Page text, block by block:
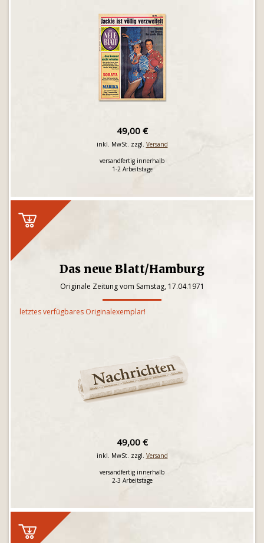
49,00 €
inkl. MwSt. zzgl. Versand
versandfertig innerhalb
1-2 Arbeitstage
Das neue Blatt/Hamburg
Originale Zeitung vom Samstag, 17.04.1971
letztes verfügbares Originalexemplar!
49,00 €
inkl. MwSt. zzgl. Versand
versandfertig innerhalb
2-3 Arbeitstage